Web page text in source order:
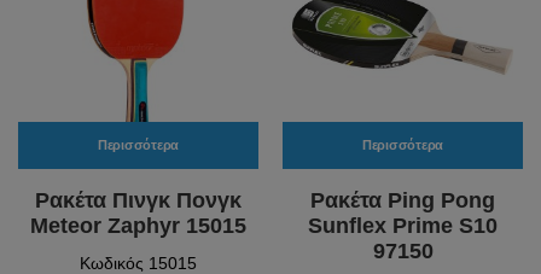
Περισσότερα
Ρακέτα Πινγκ Πονγκ
Meteor Zaphyr 15015
Κωδικός 15015
Περισσότερα
Ρακέτα Ping Pong
Sunflex Prime S10
97150